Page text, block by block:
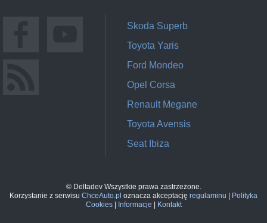
Skoda Superb
Toyota Yaris
Ford Mondeo
Opel Corsa
Renault Megane
Toyota Avensis
Seat Ibiza
© Deltadev Wszystkie prawa zastrzeżone.
Korzystanie z serwisu ChceAuto.pl oznacza akceptację regulaminu
Polityka
Cookies| Informacje Kontakt